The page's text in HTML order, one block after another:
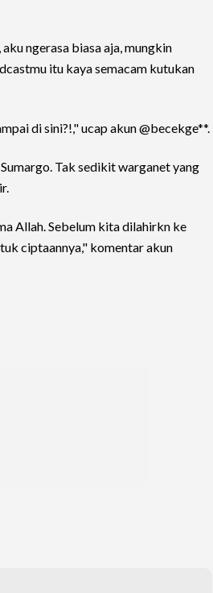
ngerasa biasa aja, mungkin
itu kaya semacam kutukan
di sini?!," ucap akun @becekge**.
Tak sedikit warganet yang
Allah. Sebelum kita dilahirkn ke
ciptaannya," komentar akun